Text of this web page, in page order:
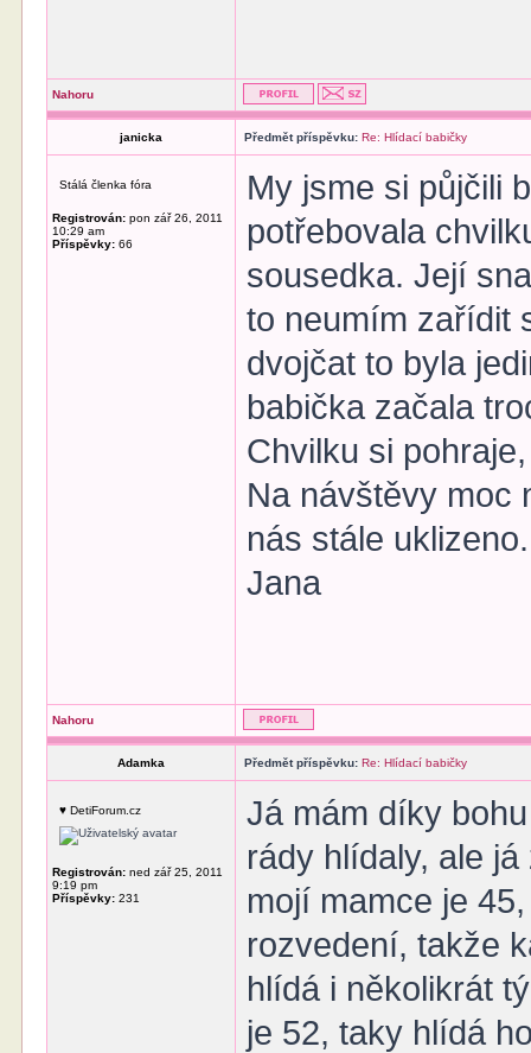
Nahoru
janicka Předmět příspěvku: Re: Hlídací babičky
Stálá členka fóra
Registrován: pon zář 26, 2011
10:29 am
Příspěvky: 66
My jsme si půjčili
potřebovala
sousedka. Její
to neumím zařídit
dvojčat to byla
babička začala
Chvilku si
Na návštěvy moc
nás stále uklizeno.
Jana
Nahoru
Adamka Předmět příspěvku: Re: Hlídací babičky
♥ DetiForum.cz
Registrován: ned zář 25, 2011
9:19 pm
Příspěvky: 231
Já mám díky
rády hlídaly, ale
mojí mamce je
rozvedení, takže
hlídá i několikrát
je 52, taky hlídá